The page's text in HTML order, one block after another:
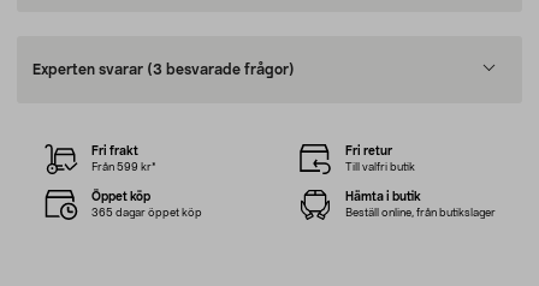
Experten svarar (3 besvarade frågor)
Fri frakt
Från 599 kr*
Fri retur
Till valfri butik
Öppet köp
365 dagar öppet köp
Hämta i butik
Beställ online, från butikslager